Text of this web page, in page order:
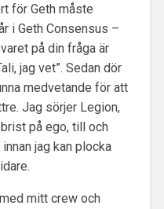
för Geth måste
i Geth Consensus –
på din fråga är
jag vet”. Sedan dör
medvetande för att
Jag sörjer Legion,
på ego, till och
jag kan plocka
mitt crew och